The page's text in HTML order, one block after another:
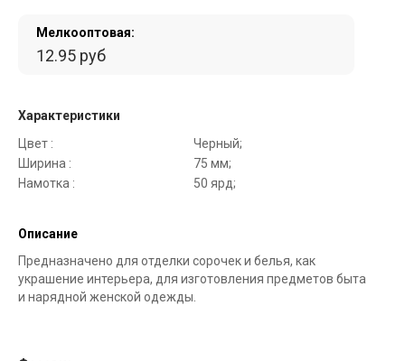
Мелкооптовая:
12.95 руб
Характеристики
Цвет :
Черный;
Ширина :
75 мм;
Намотка :
50 ярд;
Описание
Предназначено для отделки сорочек и белья, как
украшение интерьера, для изготовления предметов быта
и нарядной женской одежды.